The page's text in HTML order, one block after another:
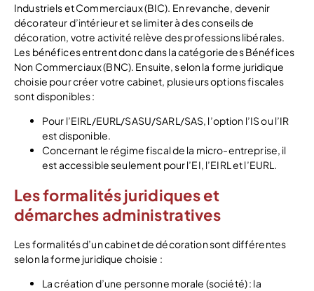
Industriels et Commerciaux (BIC). En revanche, devenir
décorateur d’intérieur et se limiter à des conseils de
décoration, votre activité relève des professions libérales.
Les bénéfices entrent donc dans la catégorie des Bénéfices
Non Commerciaux (BNC). Ensuite, selon la forme juridique
choisie pour créer votre cabinet, plusieurs options fiscales
sont disponibles :
Pour l’EIRL/EURL/SASU/SARL/SAS, l’option l’IS ou l’IR
est disponible.
Concernant le régime fiscal de la micro-entreprise, il
est accessible seulement pour l’EI, l’EIRL et l’EURL.
Les formalités juridiques et
démarches administratives
Les formalités d’un cabinet de décoration sont différentes
selon la forme juridique choisie :
La création d’une personne morale (société) : la